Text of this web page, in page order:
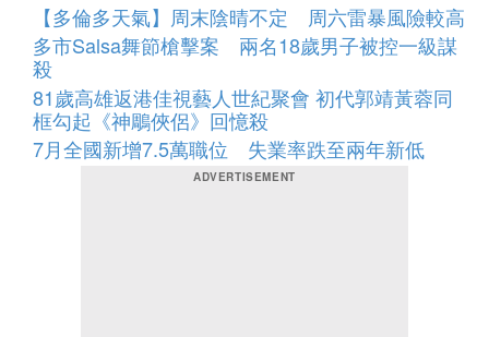
【多倫多天氣】周末陰晴不定 周六雷暴風險較高
多市Salsa舞節槍擊案 兩名18歲男子被控一級謀
殺
81歲高雄返港佳視藝人世紀聚會 初代郭靖黃蓉同
框勾起《神鵰俠侶》回憶殺
7月全國新增7.5萬職位 失業率跌至兩年新低